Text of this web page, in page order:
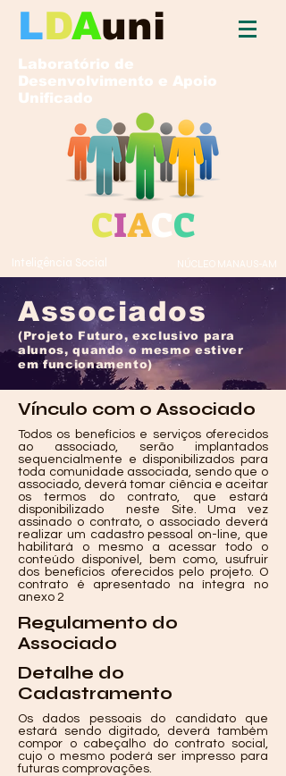
LDAuni
Laboratório de
Desenvolvimento e Apoio
Unificado
CIACC
Inteligência Social NÚCLEO MANAUS-AM
Associados
(Projeto Futuro, exclusivo para
alunos, quando o mesmo estiver
em funcionamento)
Vínculo com o Associado
Todos os benefícios e serviços oferecidos
ao associado, serão implantados
sequencialmente e disponibilizados para
toda comunidade associada, sendo que o
associado, deverá tomar ciência e aceitar
os termos do contrato, que estará
disponibilizado neste Site. Uma vez
assinado o contrato, o associado deverá
realizar um cadastro pessoal on-line, que
habilitará o mesmo a acessar todo o
conteúdo disponível, bem como, usufruir
dos benefícios oferecidos pelo projeto. O
contrato é apresentado na íntegra no
anexo 2
Regulamento do
Associado
Detalhe do
Cadastramento
Os dados pessoais do candidato que
estará sendo digitado, deverá também
compor o cabeçalho do contrato social,
cujo o mesmo poderá ser impresso para
futuras comprovações.